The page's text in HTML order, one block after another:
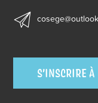
S’INSCRIRE